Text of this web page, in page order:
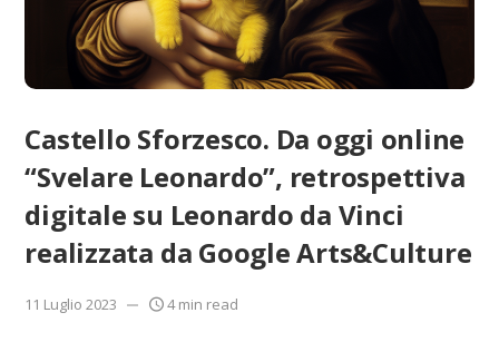
Castello Sforzesco. Da oggi online
“Svelare Leonardo”, retrospettiva
digitale su Leonardo da Vinci
realizzata da Google Arts&Culture
11 Luglio 2023 4 min read